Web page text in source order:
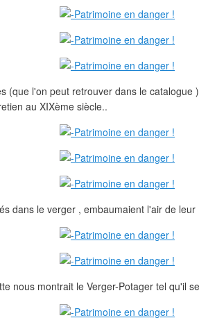
(que l'on peut retrouver dans le catalogue
au XIXème siècle..
dans le verger , embaumaient l'air de
nous montrait le Verger-Potager tel qu'il